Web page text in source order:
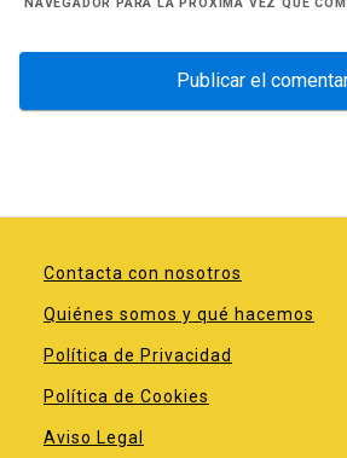
NAVEGADOR PARA LA PRÓXIMA VEZ QUE
Contacta con nosotros
Quiénes somos y qué hacemos
Política de Privacidad
Política de Cookies
Aviso Legal